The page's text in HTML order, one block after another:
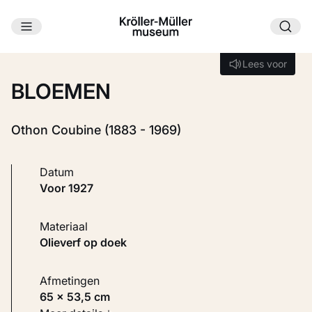
Ga naar hoofdinhoud
Lees voor
Lees voor
BLOEMEN
Othon Coubine (1883 - 1969)
Datum
voor 1927
Materiaal
Olieverf op doek
Afmetingen
65 × 53,5 cm